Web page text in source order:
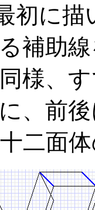
初に
補助
様、
、前
二面